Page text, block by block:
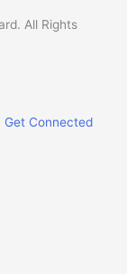
All Rights
Get Connected